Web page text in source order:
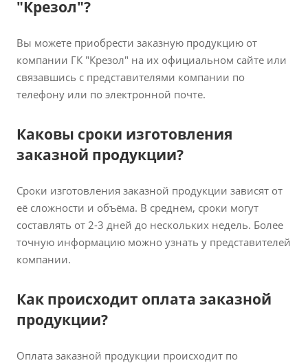
"Крезол"?
Вы можете приобрести заказную продукцию от
компании ГК "Крезол" на их официальном сайте или
связавшись с представителями компании по
телефону или по электронной почте.
Каковы сроки изготовления
заказной продукции?
Сроки изготовления заказной продукции зависят от
её сложности и объёма. В среднем, сроки могут
составлять от 2-3 дней до нескольких недель. Более
точную информацию можно узнать у представителей
компании.
Как происходит оплата заказной
продукции?
Оплата заказной продукции происходит по